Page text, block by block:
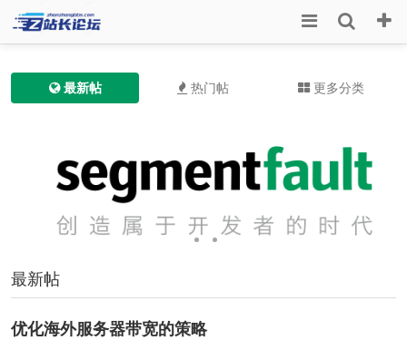
最新帖 热门帖 更多分类
最新帖
优化海外服务器带宽的策略